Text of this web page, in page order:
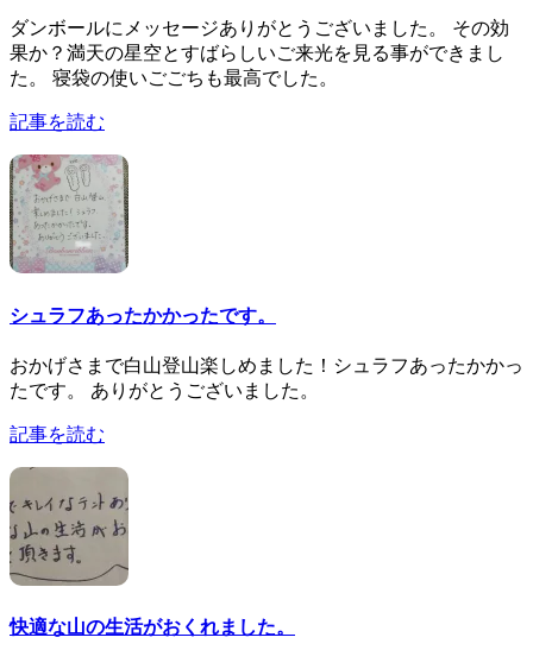
ダンボールにメッセージありがとうございました。 その効
果か？満天の星空とすばらしいご来光を見る事ができまし
た。 寝袋の使いごごちも最高でした。
記事を読む
シュラフあったかかったです。
おかげさまで白山登山楽しめました！シュラフあったかかっ
たです。 ありがとうございました。
記事を読む
快適な山の生活がおくれました。